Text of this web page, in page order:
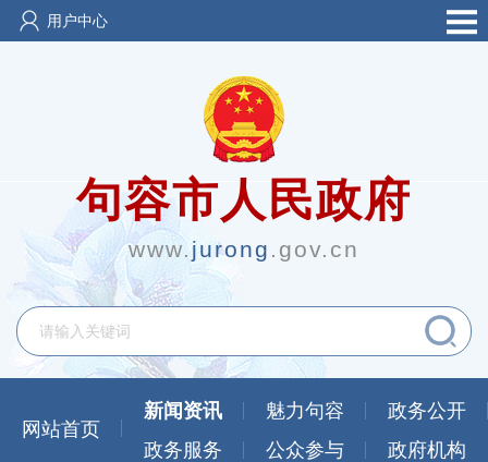
用户中心
句容市人民政府
www.jurong .gov.cn
网站首页
新闻资讯 魅力句容
政务公开
政务服务
公众参与 政府机构